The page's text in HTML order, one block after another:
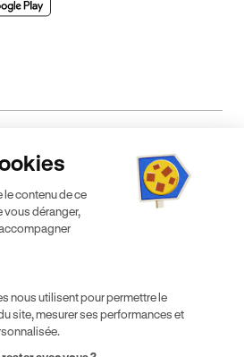
CGU Politique de confidentialité
de nos offres
et du type de formules que vous
dans nosConditions Générales de
le contenu de ce
vous déranger,
nous utilisent pour permettre le
site, mesurer ses performances et